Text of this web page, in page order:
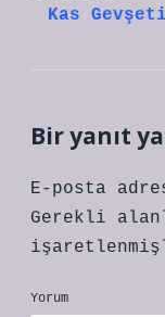
Kas
Bir yanıt
E-posta
Gerekli
Yorum